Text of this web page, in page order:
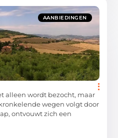
AANBIEDINGEN
alleen wordt bezocht, maar
wegen volgt door
ontvouwt zich een